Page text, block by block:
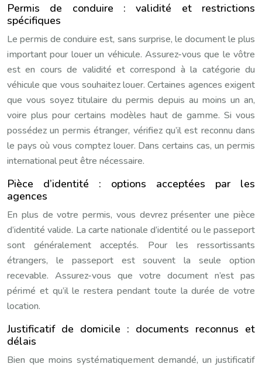
Permis de conduire : validité et restrictions
spécifiques
Le permis de conduire est, sans surprise, le document le plus
important pour louer un véhicule. Assurez-vous que le vôtre
est en cours de validité et correspond à la catégorie du
véhicule que vous souhaitez louer. Certaines agences exigent
que vous soyez titulaire du permis depuis au moins un an,
voire plus pour certains modèles haut de gamme. Si vous
possédez un permis étranger, vérifiez qu’il est reconnu dans
le pays où vous comptez louer. Dans certains cas, un permis
international peut être nécessaire.
Pièce d’identité : options acceptées par les
agences
En plus de votre permis, vous devrez présenter une pièce
d’identité valide. La carte nationale d’identité ou le passeport
sont généralement acceptés. Pour les ressortissants
étrangers, le passeport est souvent la seule option
recevable. Assurez-vous que votre document n’est pas
périmé et qu’il le restera pendant toute la durée de votre
location.
Justificatif de domicile : documents reconnus et
délais
Bien que moins systématiquement demandé, un justificatif